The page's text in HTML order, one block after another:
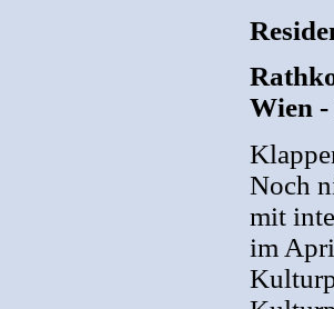
Wien
Noch
mit
im